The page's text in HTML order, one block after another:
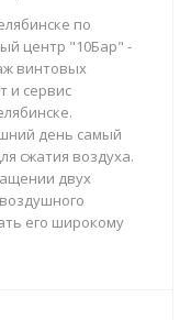
по
центр "10Бар" -
винтовых
и сервис
день самый
сжатия воздуха.
двух
его широкому